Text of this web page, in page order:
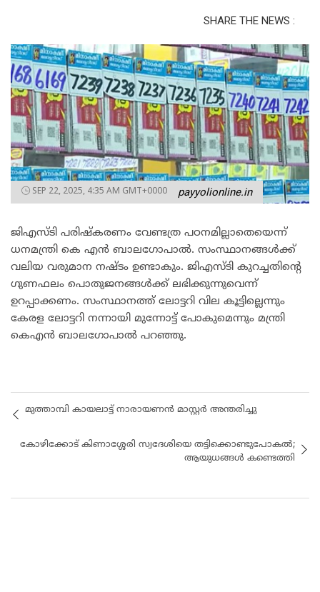
SHARE THE NEWS :
SEP 22, 2025, 4:35 AM GMT+0000 payyolionline.in
ജിഎസ്ടി പരിഷ്കരണം വേണ്ടത്ര പഠനമില്ലാതെയെന്ന്
ധനമന്ത്രി കെ എൻ ബാലഗോപാൽ. സംസ്ഥാനങ്ങൾക്ക്
വലിയ വരുമാന നഷ്ടം ഉണ്ടാകും. ജിഎസ്ടി കുറച്ചതിന്റെ
ഗുണഫലം പൊതുജനങ്ങൾക്ക് ലഭിക്കുന്നുവെന്ന്
ഉറപ്പാക്കണം. സംസ്ഥാനത്ത് ലോട്ടറി വില കൂട്ടില്ലെന്നും
കേരള ലോട്ടറി നന്നായി മുന്നോട്ട് പോകുമെന്നും മന്ത്രി
കെഎൻ ബാലഗോപാൽ പറഞ്ഞു.
മുത്താമ്പി കായലാട്ട് നാരായണൻ മാസ്റ്റർ അന്തരിച്ചു
കോ​ഴി​ക്കോ​ട് കി​ണാ​ശ്ശേ​രി സ്വദേശിയെ തട്ടിക്കൊണ്ടുപോകൽ;
ആയുധങ്ങള്‍ കണ്ടെത്തി